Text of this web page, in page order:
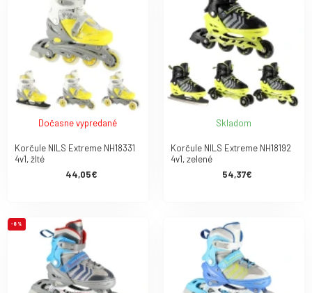
Dočasne vypredané
Korčule NILS Extreme NH18331
4v1, žlté
44,05€
Skladom
Korčule NILS Extreme NH18192
4v1, zelené
54,37€
-8 %